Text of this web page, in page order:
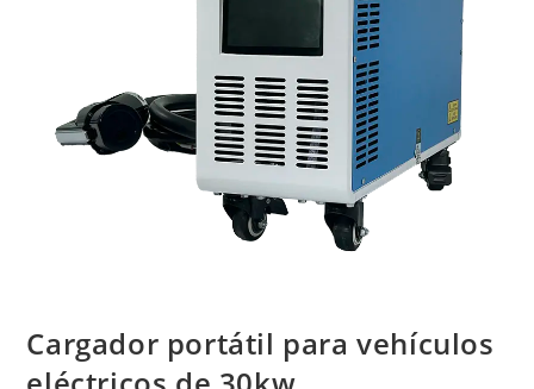
Cargador portátil para vehículos